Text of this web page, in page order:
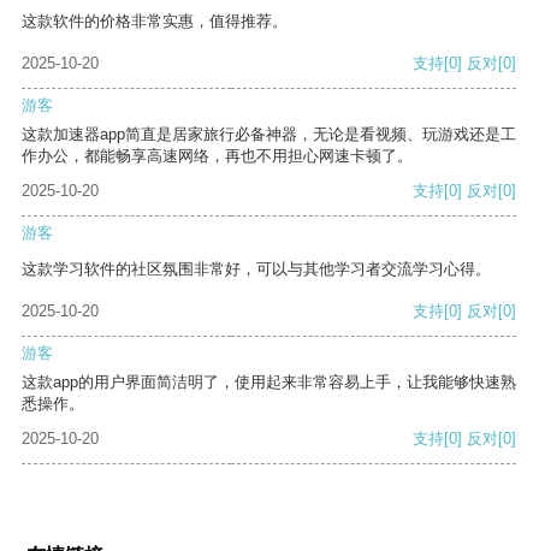
这款软件的价格非常实惠，值得推荐。
2025-10-20 支持[0] 反对[0]
游客
这款加速器app简直是居家旅行必备神器，无论是看视频、玩游戏还是工
作办公，都能畅享高速网络，再也不用担心网速卡顿了。
2025-10-20
支持[0] 反对[0]
游客
这款学习软件的社区氛围非常好，可以与其他学习者交流学习心得。
2025-10-20 支持[0] 反对[0]
游客
这款app的用户界面简洁明了，使用起来非常容易上手，让我能够快速熟
悉操作。
2025-10-20
支持[0] 反对[0]